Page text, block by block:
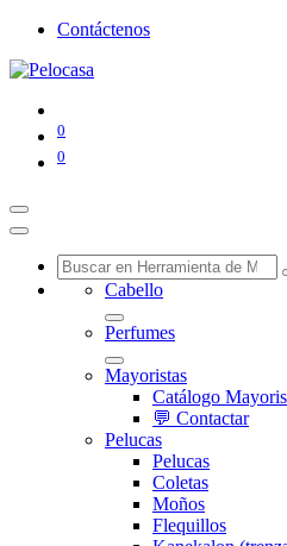
Contáctenos
0
0
Cabello
Perfumes
Mayoristas
Catálogo
💬 Contactar
Pelucas
Pelucas
Coletas
Moños
Flequillos